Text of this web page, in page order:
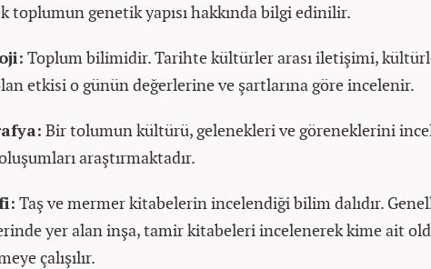
toplumun genetik yapısı hakkında bilgi edinilir.
Toplum bilimidir. Tarihte kültürler arası iletişimi,
etkisi o günün değerlerine ve şartlarına göre incelenir.
Bir tolumun kültürü, gelenekleri ve göreneklerini
araştırmaktadır.
Taş ve mermer kitabelerin incelendiği bilim dalıdır.
yer alan inşa, tamir kitabeleri incelenerek kime ait
çalışılır.